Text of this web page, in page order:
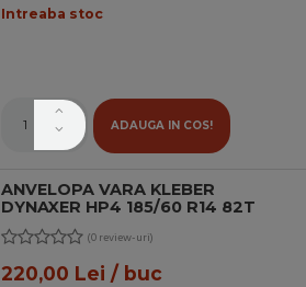
Intreaba stoc
ADAUGA IN COS!
ANVELOPA VARA KLEBER
DYNAXER HP4 185/60 R14 82T
(0 review-uri)
220,00 Lei / buc